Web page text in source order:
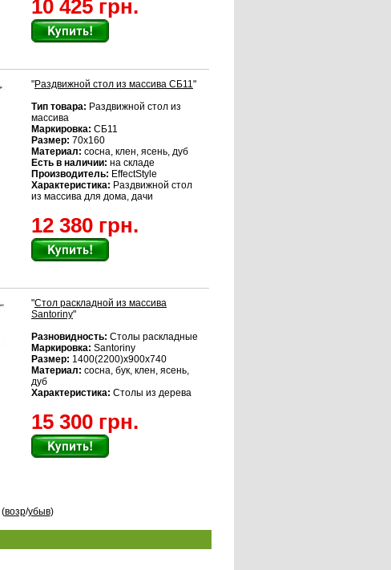
10 425 грн.
"Раздвижной стол из массива СБ11"
Тип товара: Раздвижной стол из
массива
Маркировка: СБ11
Размер: 70х160
Материал: сосна, клен, ясень, дуб
Есть в наличии: на складе
Производитель: EffectStyle
Характеристика: Раздвижной стол
из массива для дома, дачи
12 380 грн.
"Стол раскладной из массива
Santoriny"
Разновидность: Столы раскладные
Маркировка: Santoriny
Размер: 1400(2200)x900x740
Материал: сосна, бук, клен, ясень,
дуб
Характеристика: Столы из дерева
15 300 грн.
возр/убыв)